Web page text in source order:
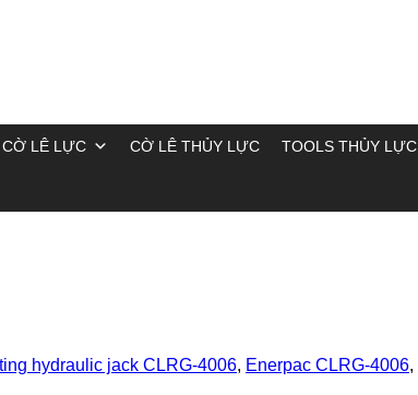
CỜ LÊ LỰC CỜ LÊ THỦY LỰC TOOLS THỦY LỰC
hydraulic jack CLRG-4006, Enerpac CLRG-4006,